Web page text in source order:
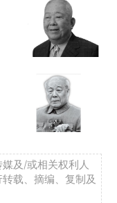
及/或相关权利人
载、摘编、复制及